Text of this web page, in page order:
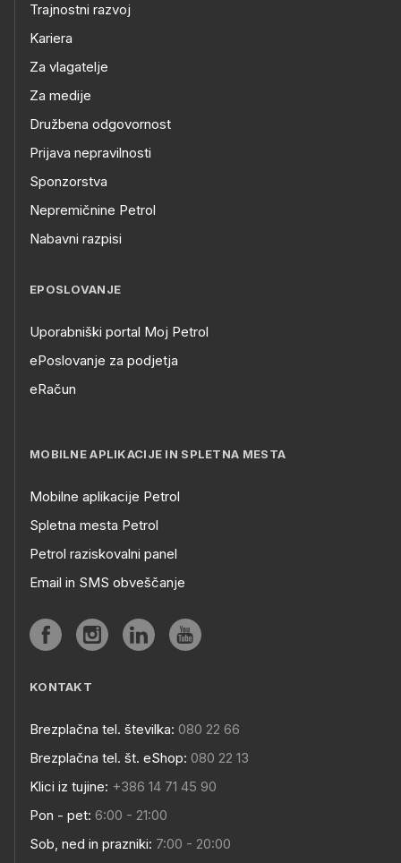
Trajnostni razvoj
Kariera
Za vlagatelje
Za medije
Družbena odgovornost
Prijava nepravilnosti
Sponzorstva
Nepremičnine Petrol
Nabavni razpisi
EPOSLOVANJE
Uporabniški portal Moj Petrol
ePoslovanje za podjetja
eRačun
MOBILNE APLIKACIJE IN SPLETNA MESTA
Mobilne aplikacije Petrol
Spletna mesta Petrol
Petrol raziskovalni panel
Email in SMS obveščanje
KONTAKT
Brezplačna tel. številka: 080 22 66
Brezplačna tel. št. eShop: 080 22 13
Klici iz tujine: +386 14 71 45 90
Pon - pet: 6:00 - 21:00
Sob, ned in prazniki: 7:00 - 20:00